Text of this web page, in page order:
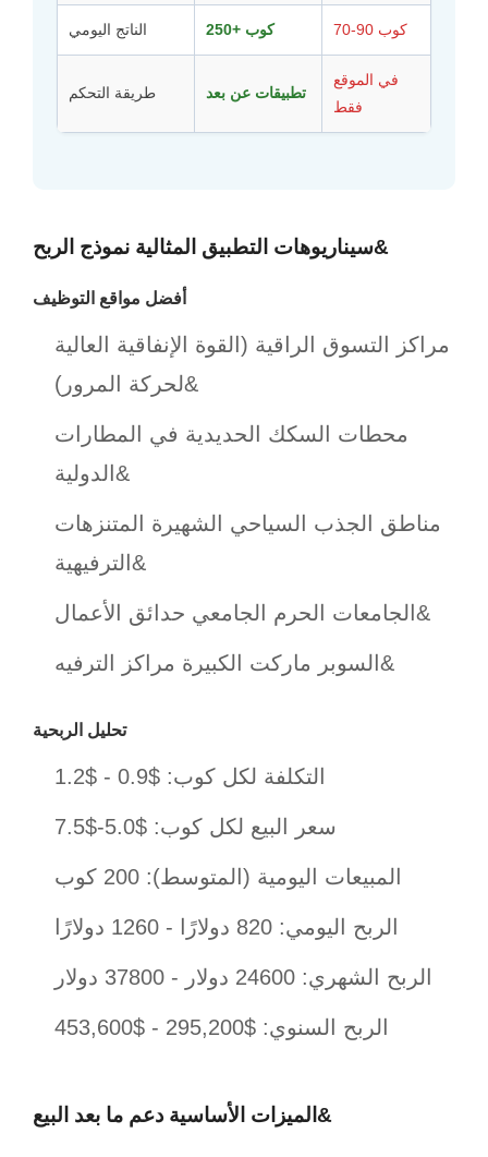
الناتج اليومي 250+ كوب 70-90 كوب
طريقة التحكم تطبيقات عن بعد
في الموقع
فقط
سيناريوهات التطبيق المثالية نموذج الربح&
أفضل مواقع التوظيف
مراكز التسوق الراقية (القوة الإنفاقية العالية
لحركة المرور)&
محطات السكك الحديدية في المطارات
الدولية&
مناطق الجذب السياحي الشهيرة المتنزهات
الترفيهية&
الجامعات الحرم الجامعي حدائق الأعمال&
السوبر ماركت الكبيرة مراكز الترفيه&
تحليل الربحية
التكلفة لكل كوب: $0.9 - $1.2
سعر البيع لكل كوب: $5.0-$7.5
المبيعات اليومية (المتوسط): 200 كوب
الربح اليومي: 820 دولارًا - 1260 دولارًا
الربح الشهري: 24600 دولار - 37800 دولار
الربح السنوي: $295,200 - $453,600
الميزات الأساسية دعم ما بعد البيع&